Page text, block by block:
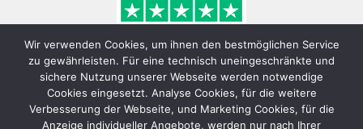
Wir verwenden Cookies, um ihnen den bestmöglichen Service
zu gewährleisten. Für eine technisch uneingeschränkte und
sichere Nutzung unserer Webseite werden notwendige
Cookies eingesetzt. Analyse Cookies, für die weitere
Verbesserung der Webseite, und Marketing Cookies, für die
Anzeige individueller Angebote, werden nur nach Ihrer